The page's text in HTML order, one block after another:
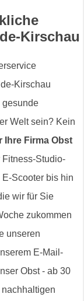
Kirschau
gesunde
Welt sein? Kein
Ihre Firma Obst
Fitness-Studio-
Scooter bis hin
wir für Sie
zukommen
unseren
E-Mail-
Obst - ab 30